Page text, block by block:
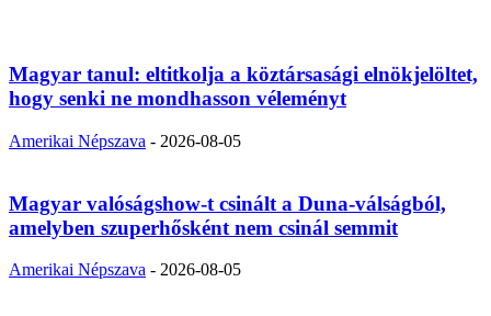
Magyar tanul: eltitkolja a köztársasági elnökjelöltet,
hogy senki ne mondhasson véleményt
Amerikai Népszava - 2026-08-05
Magyar valóságshow-t csinált a Duna-válságból,
amelyben szuperhősként nem csinál semmit
Amerikai Népszava - 2026-08-05